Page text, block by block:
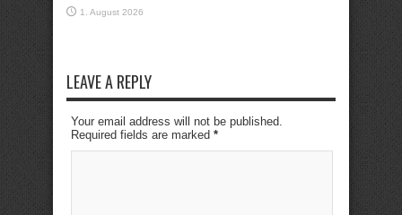
1. August 2026
LEAVE A REPLY
Your email address will not be published.
Required fields are marked *